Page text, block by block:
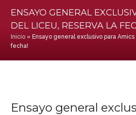
ENSAYO GENERAL
DEL LICEU, RESERVA LA
Inicio » Ensayo general exclusivo para
fecha!
Ensayo general